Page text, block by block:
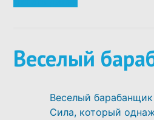
Веселый
Веселый
Сила, который